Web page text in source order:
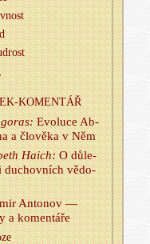
KO­MEN­TÁŘ
Evo­lu­ce Ab­
a člo­vě­ka v Něm
Haich:O dů­le­
du­chov­ních vě­do­
An­to­nov —
a ko­men­tá­ře